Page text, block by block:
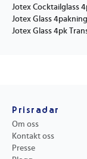
Jotex Cocktailglass
Jotex Glass
Jotex Glass 4pk
Prisradar
Om oss
Kontakt oss
Presse